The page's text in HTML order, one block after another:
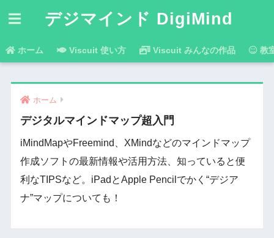
デジマインド DigiMind
ホーム Viscuit 使い方 Viscuit みんなの作品 教
ホーム
デジタルマインドマップ超入門
iMindMapやFreemind、XMindなどのマインドマップ
作成ソフトの最新情報や活用方法、知っていると便
利なTIPSなど。iPadとApple Pencilでかく“デジア
ナ”マップについても！